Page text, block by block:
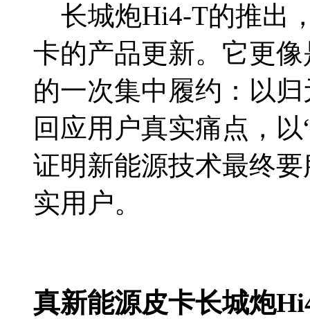
长城炮Hi4-T的推出
卡的产品更新。它更
的一次集中履约：以
回应用户真实痛点，
证明新能源技术最终
实用户。
真新能源皮卡长城炮